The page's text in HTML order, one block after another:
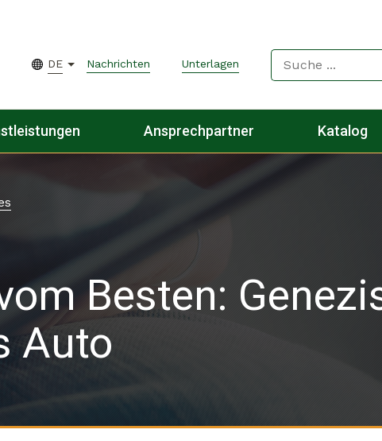
DE Nachrichten Unterlagen
Ansprechpartner Katalog
Besten:
Auto